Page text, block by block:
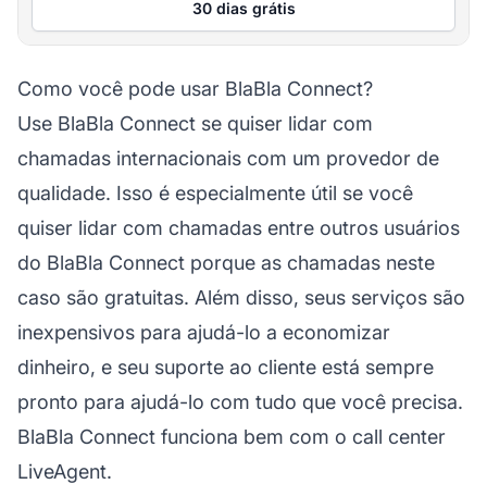
30 dias grátis
Como você pode usar BlaBla Connect?
Use BlaBla Connect se quiser lidar com
chamadas internacionais com um provedor de
qualidade. Isso é especialmente útil se você
quiser lidar com chamadas entre outros usuários
do BlaBla Connect porque as chamadas neste
caso são gratuitas. Além disso, seus serviços são
inexpensivos para ajudá-lo a economizar
dinheiro, e seu suporte ao cliente está sempre
pronto para ajudá-lo com tudo que você precisa.
BlaBla Connect funciona bem com o call center
LiveAgent.